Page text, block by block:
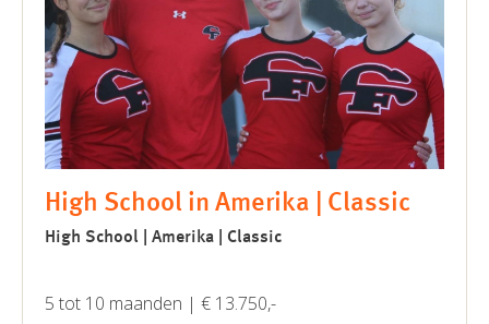
High School in Amerika | Classic
High School | Amerika | Classic
5 tot 10 maanden | € 13.750,-